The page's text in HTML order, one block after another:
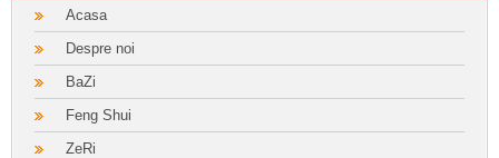
Acasa
Despre noi
BaZi
Feng Shui
ZeRi